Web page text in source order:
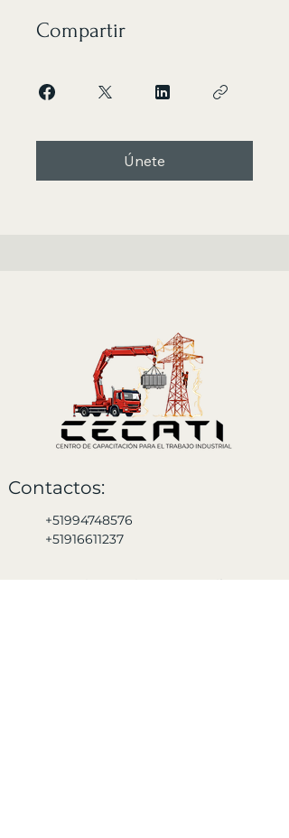
Compartir
Únete
Contactos:
+51994748576
+51916611237
cecatioperaciones@gmail.com